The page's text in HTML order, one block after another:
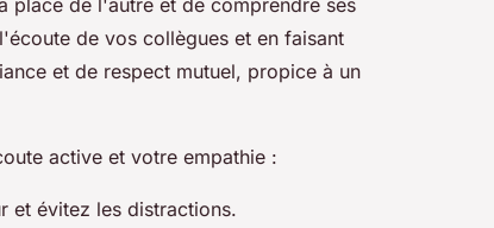
de vos collègues et en faisant
et de respect mutuel, propice à un
active et votre empathie :
et évitez les distractions.